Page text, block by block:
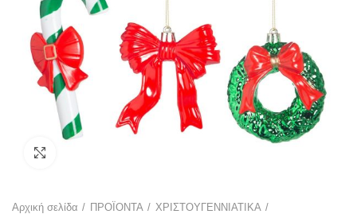
Αρχική σελίδα ΠΡΟΪΟΝΤΑ
ΧΡΙΣΤΟΥΓΕΝΝΙΑΤΙΚΑ